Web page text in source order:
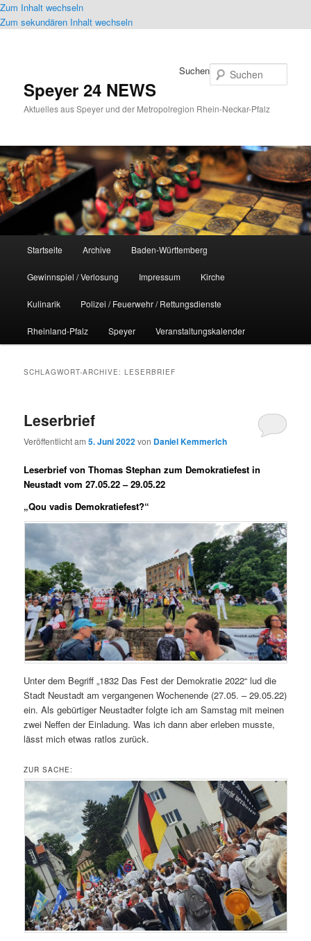
Zum Inhalt wechseln
Zum sekundären Inhalt wechseln
Speyer 24 NEWS
Aktuelles aus Speyer und der Metropolregion Rhein-Neckar-Pfalz
Suchen
Startseite Archive Baden-Württemberg
Gewinnspiel / Verlosung Impressum Kirche
Kulinarik Polizei / Feuerwehr / Rettungsdienste
Rheinland-Pfalz Speyer Veranstaltungskalender
SCHLAGWORT-ARCHIVE:LESERBRIEF
Leserbrief
Veröffentlicht am5. Juni 2022von Daniel Kemmerich
Leserbrief von Thomas Stephan zum Demokratiefest in
Neustadt vom 27.05.22 – 29.05.22
„Qou vadis Demokratiefest?“
Unter dem Begriff „1832 Das Fest der Demokratie 2022“ lud die
Stadt Neustadt am vergangenen Wochenende (27.05. – 29.05.22)
ein. Als gebürtiger Neustadter folgte ich am Samstag mit meinen
zwei Neffen der Einladung. Was ich dann aber erleben musste,
lässt mich etwas ratlos zurück.
ZUR SACHE: